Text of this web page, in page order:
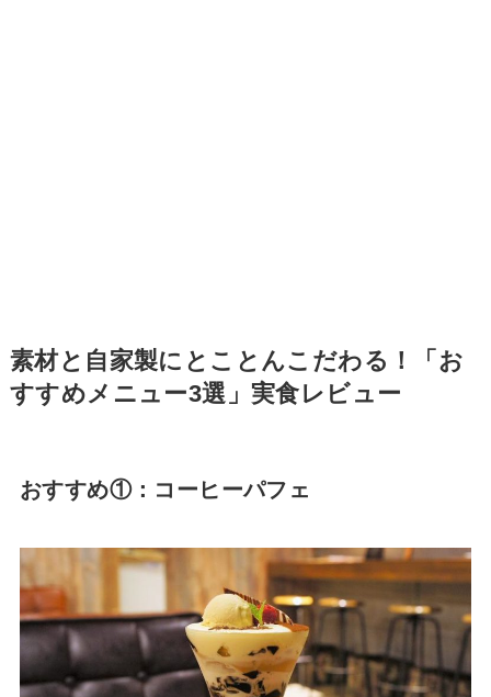
素材と自家製にとことんこだわる！「お
すすめメニュー3選」実食レビュー
おすすめ①：コーヒーパフェ